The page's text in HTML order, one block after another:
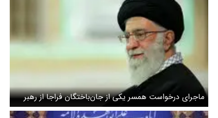
ماجرای درخواست همسر یکی از جان‌باختگان فراجا از رهبر
انقلاب چه بود؟ + عکس